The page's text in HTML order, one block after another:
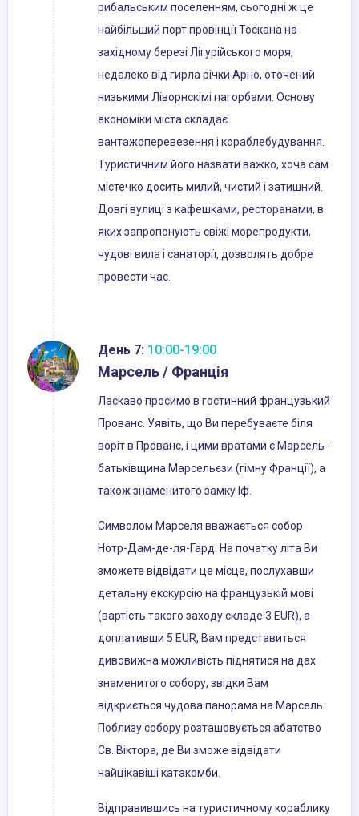
рибальським поселенням, сьогодні ж це
найбільший порт провінції Тоскана на
західному березі Лігурійського моря,
недалеко від гирла річки Арно, оточений
низькими Ліворнскімі пагорбами. Основу
економіки міста складає
вантажоперевезення і кораблебудування.
Туристичним його назвати важко, хоча сам
містечко досить милий, чистий і затишний.
Довгі вулиці з кафешками, ресторанами, в
яких запропонують свіжі морепродукти,
чудові вила і санаторії, дозволять добре
провести час.
День 7: 10:00-19:00
Марсель / Франція
Ласкаво просимо в гостинний французький
Прованс. Уявіть, що Ви перебуваєте біля
воріт в Прованс, і цими вратами є Марсель -
батьківщина Марсельєзи (гімну Франції), а
також знаменитого замку Іф.
Символом Марселя вважається собор
Нотр-Дам-де-ля-Гард. На початку літа Ви
зможете відвідати це місце, послухавши
детальну екскурсію на французькій мові
(вартість такого заходу складе 3 EUR), а
доплативши 5 EUR, Вам представиться
дивовижна можливість піднятися на дах
знаменитого собору, звідки Вам
відкриється чудова панорама на Марсель.
Поблизу собору розташовується абатство
Св. Віктора, де Ви зможе відвідати
найцікавіші катакомби.
Відправившись на туристичному кораблику